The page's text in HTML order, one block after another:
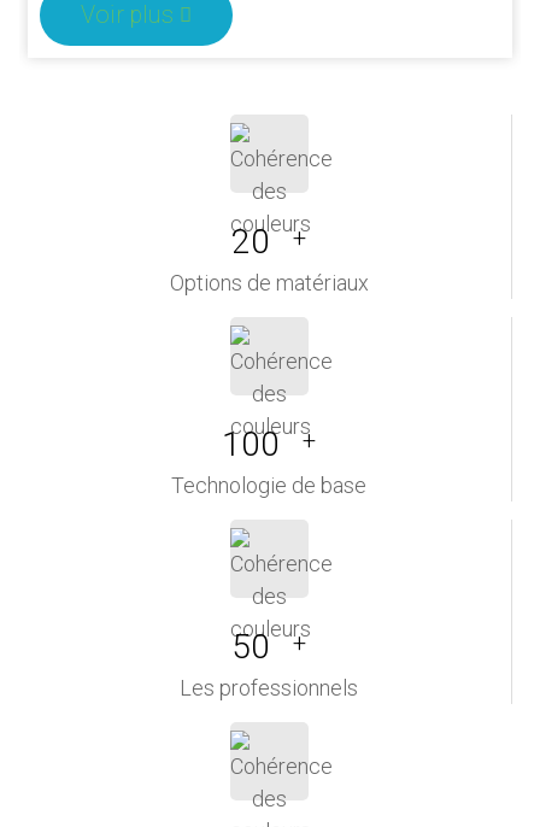
Voir plus
20 +
Options de matériaux
100 +
Technologie de base
50 +
Les professionnels